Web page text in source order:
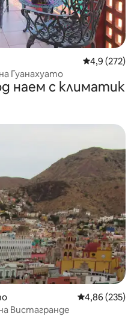
Средна
4,9 (272)
Гуанахуато
наем с климатик
Средна
4,86 (235)
Вистагранде